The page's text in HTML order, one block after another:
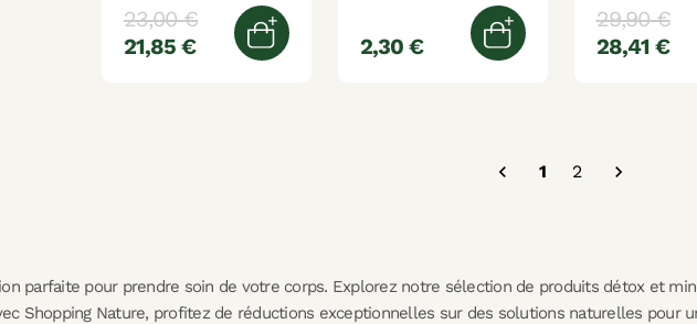
23,00 €
21,85 €
Ajouter au panier
2,30 € Ajouter au panier
29,90 €
28,41 €
 1 2 
parfaite pour prendre soin de votre corps. Explorez notre sélection de produits détox et
Shopping Nature, profitez de réductions exceptionnelles sur des solutions naturelles pour